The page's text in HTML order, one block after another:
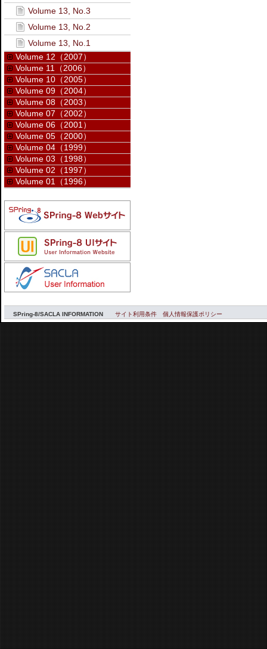
Volume 13, No.3
Volume 13, No.2
Volume 13, No.1
Volume 12（2007）
Volume 11（2006）
Volume 10（2005）
Volume 09（2004）
Volume 08（2003）
Volume 07（2002）
Volume 06（2001）
Volume 05（2000）
Volume 04（1999）
Volume 03（1998）
Volume 02（1997）
Volume 01（1996）
SPring-8/SACLA INFORMATION サイト利用条件 個人情報保護ポリシー